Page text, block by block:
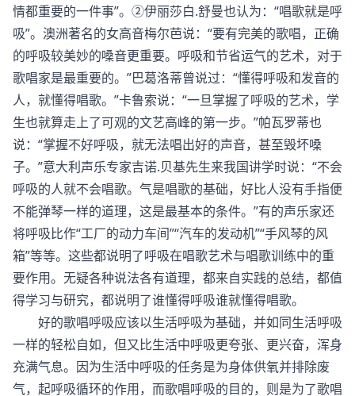
情都重要的一件事”。②伊丽莎白.舒曼也认为：“唱歌就是呼
吸”。澳洲著名的女高音梅尔芭说：“要有完美的歌唱，正确
的呼吸较美妙的嗓音更重要。呼吸和节省运气的艺术，对于
歌唱家是最重要的。”巴葛洛蒂曾说过：“懂得呼吸和发音的
人，就懂得唱歌。”卡鲁索说：“一旦掌握了呼吸的艺术，学
生也就算走上了可观的文艺高峰的第一步。”帕瓦罗蒂也
说：“掌握不好呼吸，就无法唱出好的声音，甚至毁坏嗓
子。”意大利声乐专家吉诺.贝基先生来我国讲学时说：“不会
呼吸的人就不会唱歌。气是唱歌的基础，好比人没有手指便
不能弹琴一样的道理，这是最基本的条件。”有的声乐家还
将呼吸比作“工厂的动力车间”“汽车的发动机”“手风琴的风
箱”等等。这些都说明了呼吸在唱歌艺术与唱歌训练中的重
要作用。无疑各种说法各有道理，都来自实践的总结，都值
得学习与研究，都说明了谁懂得呼吸谁就懂得唱歌。
好的歌唱呼吸应该以生活呼吸为基础，并如同生活呼吸
一样的轻松自如，但又比生活中呼吸更夸张、更兴奋，浑身
充满气息。因为生活中呼吸的任务是为身体供氧并排除废
气，起呼吸循环的作用，而歌唱呼吸的目的，则是为了歌唱